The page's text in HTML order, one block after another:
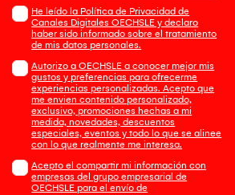
He leído la Política de Privacidad de
Canales Digitales OECHSLE y declaro
haber sido informado sobre el tratamiento
de mis datos personales.
Autorizo a OECHSLE a conocer mejor mis
gustos y preferencias para ofrecerme
experiencias personalizadas. Acepto que
me envien contenido personalizado,
exclusivo, promociones hechas a mi
medida, novedades, descuentos
especiales, eventos y todo lo que se alinee
con lo que realmente me interesa.
Acepto el compartir mi información con
empresas del grupo empresarial de
OECHSLE para el envío de